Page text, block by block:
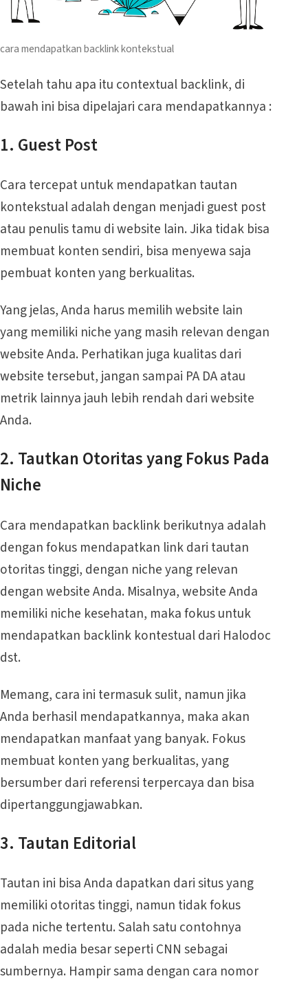
cara mendapatkan backlink kontekstual
Setelah tahu apa itu contextual backlink, di
bawah ini bisa dipelajari cara mendapatkannya :
1. Guest Post
Cara tercepat untuk mendapatkan tautan
kontekstual adalah dengan menjadi guest post
atau penulis tamu di website lain. Jika tidak bisa
membuat konten sendiri, bisa menyewa saja
pembuat konten yang berkualitas.
Yang jelas, Anda harus memilih website lain
yang memiliki niche yang masih relevan dengan
website Anda. Perhatikan juga kualitas dari
website tersebut, jangan sampai PA DA atau
metrik lainnya jauh lebih rendah dari website
Anda.
2. Tautkan Otoritas yang Fokus Pada
Niche
Cara mendapatkan backlink berikutnya adalah
dengan fokus mendapatkan link dari tautan
otoritas tinggi, dengan niche yang relevan
dengan website Anda. Misalnya, website Anda
memiliki niche kesehatan, maka fokus untuk
mendapatkan backlink kontestual dari Halodoc
dst.
Memang, cara ini termasuk sulit, namun jika
Anda berhasil mendapatkannya, maka akan
mendapatkan manfaat yang banyak. Fokus
membuat konten yang berkualitas, yang
bersumber dari referensi terpercaya dan bisa
dipertanggungjawabkan.
3. Tautan Editorial
Tautan ini bisa Anda dapatkan dari situs yang
memiliki otoritas tinggi, namun tidak fokus
pada niche tertentu. Salah satu contohnya
adalah media besar seperti CNN sebagai
sumbernya. Hampir sama dengan cara nomor